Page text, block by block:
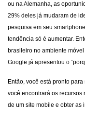
ou na Alemanha, as
29% deles já mudaram de
pesquisa em seu
tendência só é aumentar.
brasileiro no ambiente
Google já apresentou o
Então, você está pronto
você encontrará os
de um site mobile e obter as